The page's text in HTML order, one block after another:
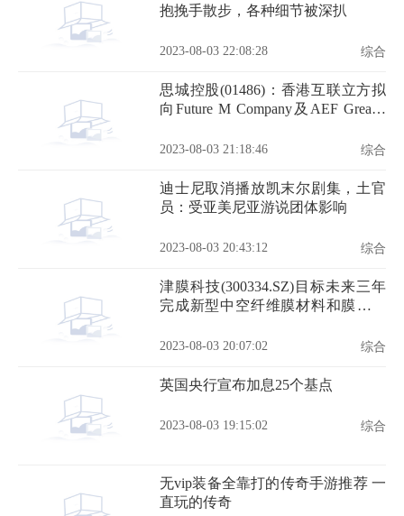
抱挽手散步，各种细节被深扒
2023-08-03 22:08:28 综合
思城控股(01486)：香港互联立方拟
向Future M Company及AEF Greater
2062股A-1系列优先股
2023-08-03 21:18:46 综合
迪士尼取消播放凯末尔剧集，土官
员：受亚美尼亚游说团体影响
2023-08-03 20:43:12 综合
津膜科技(300334.SZ)目标未来三年
完成新型中空纤维膜材料和膜组件
2023-08-03 20:07:02 综合
英国央行宣布加息25个基点
2023-08-03 19:15:02 综合
无vip装备全靠打的传奇手游推荐 一
直玩的传奇